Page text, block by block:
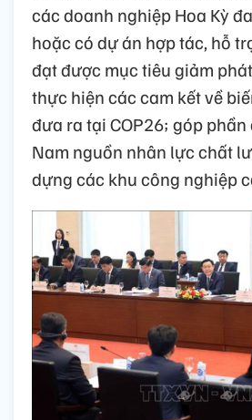
các doanh nghiệp Hoa Kỳ
hoặc có dự án hợp tác, hỗ
đạt được mục tiêu giảm
thực hiện các cam kết về
đưa ra tại COP26; góp
Nam nguồn nhân lực chất
dựng các khu công nghiệp